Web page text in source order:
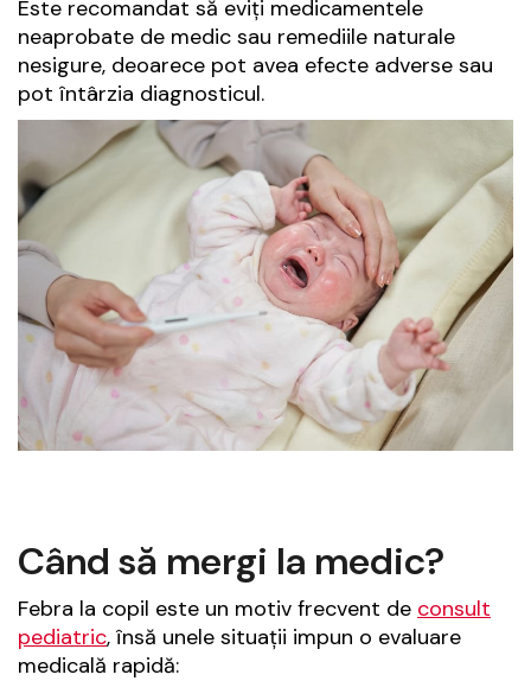
Este recomandat să eviți medicamentele
neaprobate de medic sau remediile naturale
nesigure, deoarece pot avea efecte adverse sau
pot întârzia diagnosticul.
Când să mergi la medic?
Febra la copil este un motiv frecvent de consult
pediatric, însă unele situații impun o evaluare
medicală rapidă: